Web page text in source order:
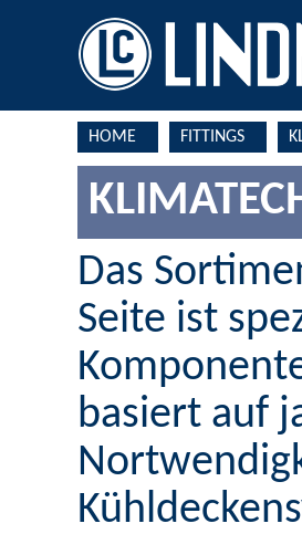
HOME FITTINGS
Das
Seite ist
basiert auf